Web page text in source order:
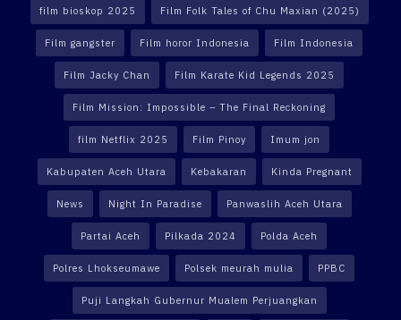
film bioskop 2025 Film Folk Tales of Chu Maxian (2025)
Film gangster Film horor Indonesia Film Indonesia
Film Jacky Chan Film Karate Kid Legends 2025
Film Mission: Impossible – The Final Reckoning
film Netflix 2025 Film Pinoy Imum jon
Kabupaten Aceh Utara Kebakaran Kinda Pregnant
News Night In Paradise Panwaslih Aceh Utara
Partai Aceh Pilkada 2024 Polda Aceh
Polres Lhokseumawe Polsek meurah mulia PPBC
Puji Langkah Gubernur Mualem Perjuangkan